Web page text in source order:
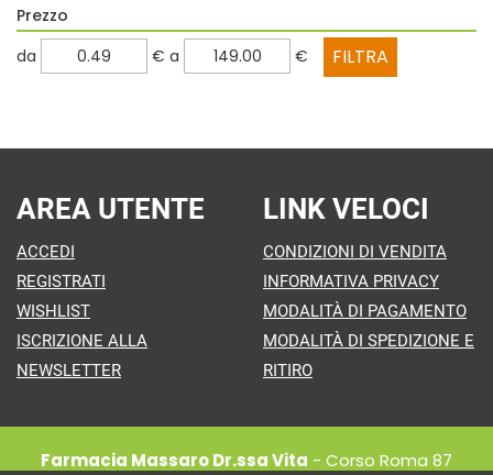
Prezzo
filtra
da € filtra
a €
AREA UTENTE
ACCEDI
REGISTRATI
WISHLIST
ISCRIZIONE ALLA
NEWSLETTER
LINK VELOCI
CONDIZIONI DI VENDITA
INFORMATIVA PRIVACY
MODALITÀ DI PAGAMENTO
MODALITÀ DI SPEDIZIONE E
RITIRO
Farmacia Massaro Dr.ssa Vita - Corso Roma 87